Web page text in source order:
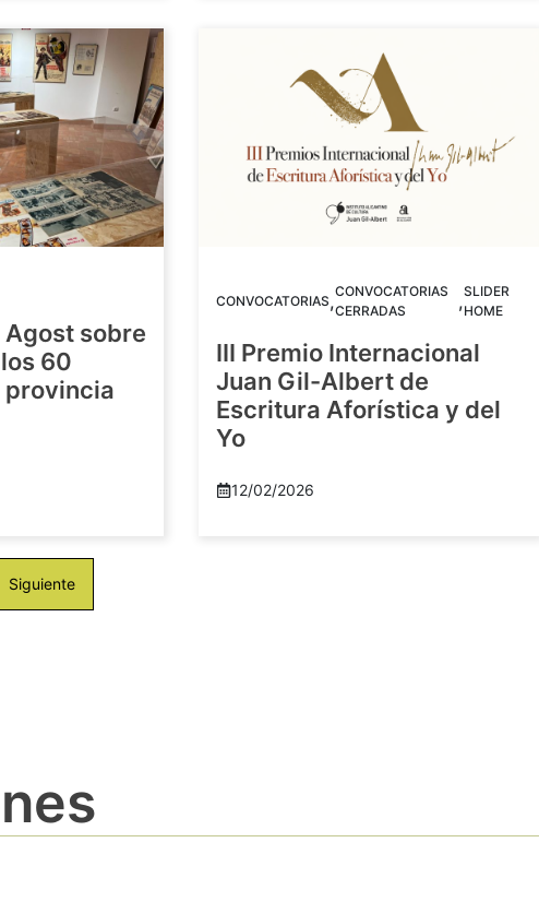
Agost sobre
60
provincia
CONVOCATORIAS,CONVOCATORIAS
CERRADAS
,SLIDER
HOME
III Premio Internacional
Juan Gil-Albert de
Escritura Aforística y del
Yo
12/02/2026
Siguiente